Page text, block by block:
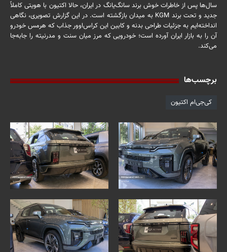
سال‌ها پس از خاطرات خوش برند سانگ‌یانگ در ایران، حالا اکتیون با هویتی کاملاً
جدید و تحت برند KGM به میدان بازگشته است. در این گزارش تصویری، نگاهی
انداخته‌ایم به جزئیات طراحی بدنه و کابین این کراس‌اوور جذاب که هرمس خودرو
آن را به بازار ایران آورده است؛ خودرویی که مرز میان سنت و مدرنیته را جابه‌جا
می‌کند.
برچسب‌ها
کی‌جی‌ام اکتیون